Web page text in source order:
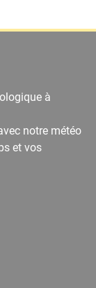
à
notre météo
et vos